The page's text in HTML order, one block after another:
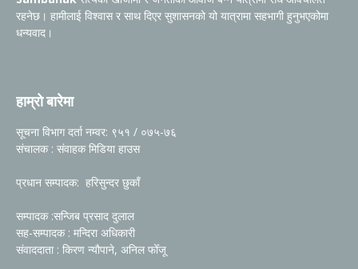
रहनेछ। हामीलाई विश्वास र साथ दिएर सुशासनको यो यात्रामा सहभागी हुनुभएकोमा
धन्यवाद।
हाम्रो बारेमा
सूचना विभाग दर्ता नम्वर: ९५१ / ०७५-७६
संचालक : संवाहक मिडिया हाउस
प्रधान सम्पादक: हरिसुन्दर छुकाँ
सम्पादक :सन्जिब प्रसाद दुलाल
सह-सम्पादक : मन्दिरा अधिकारी
संवाददाता : किरण न्यौपाने, अनिल फोँजू